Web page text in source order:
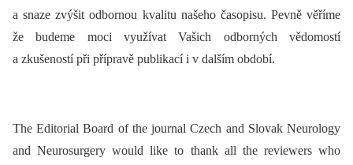
a snaze zvýšit odbornou kvalitu našeho časopisu. Pevně věříme
že budeme moci využívat Vašich odborných vědomostí
a zkušeností při přípravě publikací i v dalším období.
The Editorial Board of the journal Czech and Slovak Neurology
and Neurosurgery would like to thank all the reviewers who